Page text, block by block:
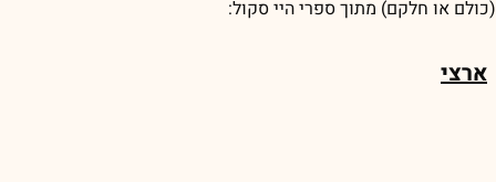
(כולם או חלקם) מתוך ספרי היי סקול:
ארצי